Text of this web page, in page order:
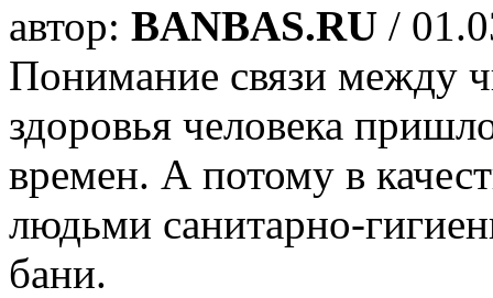
автор: BANBAS.RU /
Понимание связи между
здоровья человека
времен. А потому в
людьми санитарно-
бани.